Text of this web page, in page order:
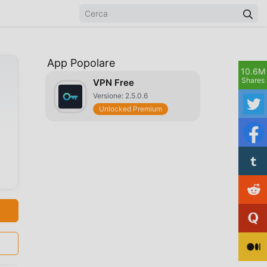
App Popolare
VPN Free
Versione: 2.5.0.6
Unlocked Premium
10.6M
Shares